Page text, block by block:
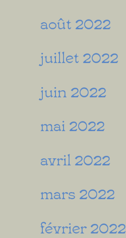
août 2022
juillet 2022
juin 2022
mai 2022
avril 2022
mars 2022
février 2022